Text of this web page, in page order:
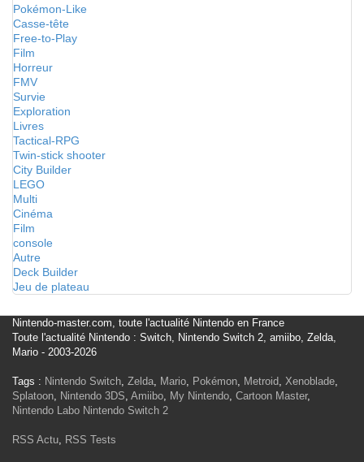
Pokémon-Like
Casse-tête
Free-to-Play
Film
Horreur
FMV
Survie
Exploration
Livres
Tactical-RPG
Twin-stick shooter
City Builder
LEGO
Multi
Cinéma
Film
console
Autre
Deck Builder
Jeu de plateau
Nintendo-master.com, toute l'actualité Nintendo en France
Toute l'actualité Nintendo : Switch, Nintendo Switch 2, amiibo, Zelda,
Mario - 2003-2026
Tags : Nintendo Switch, Zelda, Mario, Pokémon, Metroid, Xenoblade,
Splatoon, Nintendo 3DS, Amiibo, My Nintendo, Cartoon Master,
Nintendo Labo Nintendo Switch 2
RSS Actu, RSS Tests